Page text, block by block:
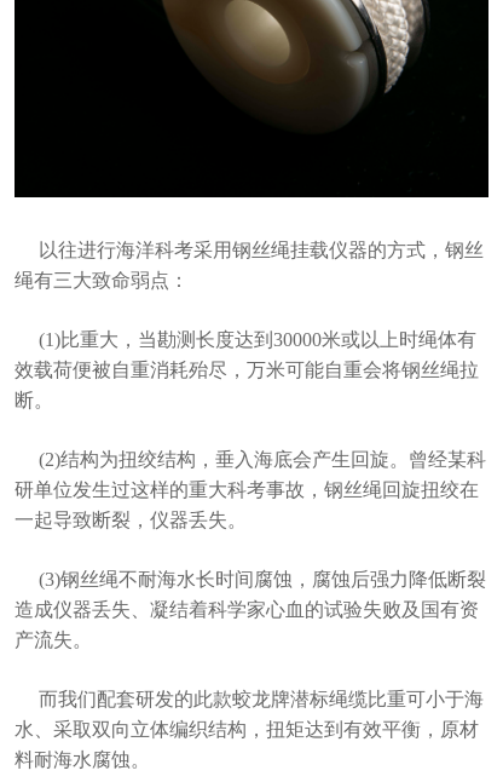
以往进行海洋科考采用钢丝绳挂载仪器的方式，钢丝
绳有三大致命弱点：
(1)比重大，当勘测长度达到30000米或以上时绳体有
效载荷便被自重消耗殆尽，万米可能自重会将钢丝绳拉
断。
(2)结构为扭绞结构，垂入海底会产生回旋。曾经某科
研单位发生过这样的重大科考事故，钢丝绳回旋扭绞在
一起导致断裂，仪器丢失。
(3)钢丝绳不耐海水长时间腐蚀，腐蚀后强力降低断裂
造成仪器丢失、凝结着科学家心血的试验失败及国有资
产流失。
而我们配套研发的此款蛟龙牌潜标绳缆比重可小于海
水、采取双向立体编织结构，扭矩达到有效平衡，原材
料耐海水腐蚀。